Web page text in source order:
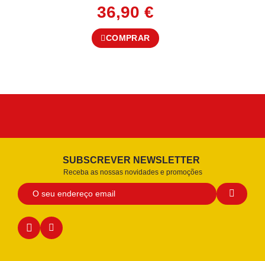
36,90 €
COMPRAR
SUBSCREVER NEWSLETTER
Receba as nossas novidades e promoções